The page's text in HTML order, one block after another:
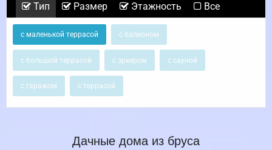
Тип Размер Этажность Все
с маленькой террасой с балконом
с большой террасой с эркером с сауной
с гаражом с террасой
Дачные дома из бруса